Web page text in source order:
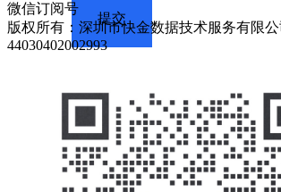
微信订阅号
版权所有：深圳市快金数据技术服务有限
44030402002993